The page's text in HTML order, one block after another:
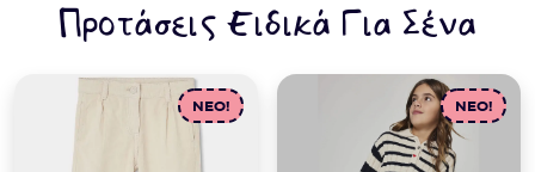
Προτάσεις Ειδικά Για Σένα
NEO! NEO!